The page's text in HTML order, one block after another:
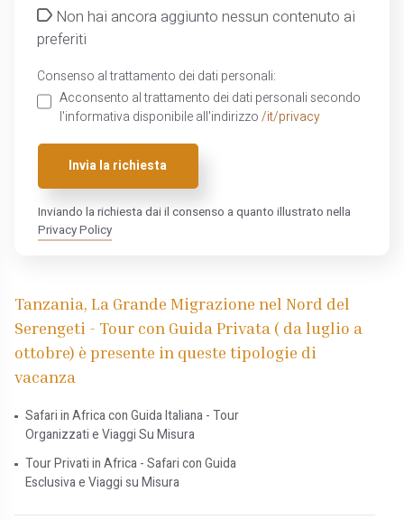
Non hai ancora aggiunto nessun contenuto ai
preferiti
Consenso al trattamento dei dati personali:
Acconsento al trattamento dei dati personali secondo
l'informativa disponibile all'indirizzo /it/privacy
Invia la richiesta
Inviando la richiesta dai il consenso a quanto illustrato nella
Privacy Policy
Tanzania, La Grande Migrazione nel Nord del
Serengeti - Tour con Guida Privata ( da luglio a
ottobre) è presente in queste tipologie di
vacanza
Safari in Africa con Guida Italiana - Tour
Organizzati e Viaggi Su Misura
Tour Privati in Africa - Safari con Guida
Esclusiva e Viaggi su Misura